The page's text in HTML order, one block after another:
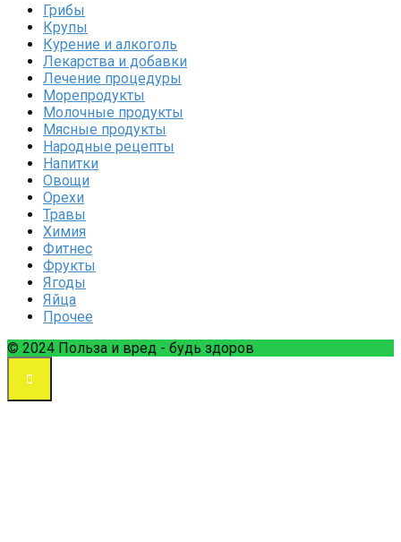
Грибы
Крупы
Курение и алкоголь
Лекарства и добавки
Лечение процедуры
Морепродукты
Молочные продукты
Мясные продукты
Народные рецепты
Напитки
Овощи
Орехи
Травы
Химия
Фитнес
Фрукты
Ягоды
Яйца
Прочее
© 2024 Польза и вред - будь здоров